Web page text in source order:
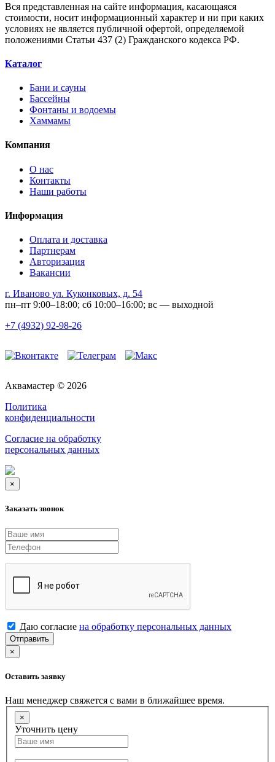
Вся представленная на сайте информация, касающаяся
стоимости, носит информационный характер и ни при каких
условиях не является публичной офертой, определяемой
положениями Статьи 437 (2) Гражданского кодекса РФ.
Каталог
Бани и сауны
Бассейны
Фонтаны и водоемы
Хаммамы
Компания
О нас
Контакты
Наши работы
Информация
Оплата и доставка
Партнерам
Авторизация
Вакансии
г. Иваново ул. Куконковых, д. 54
пн–пт 9:00–18:00; сб 10:00–16:00; вс — выходной
+7 (4932) 92-98-26
Аквамастер © 2026
Политика
конфиденциальности
Согласие на обработку
персональных данных
×
Заказать звонок
Даю согласие на обработку персональных данных
Отправить
×
Оставить заявку
Наш менеджер свяжется с вами в ближайшее время.
×
Уточнить цену